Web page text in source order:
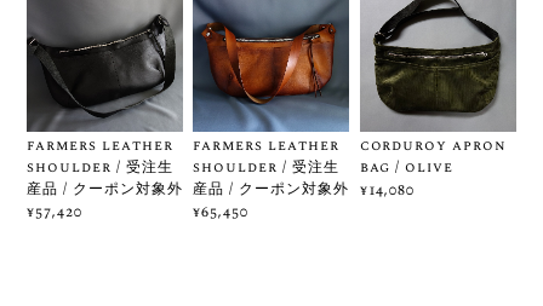
farmers leather
shoulder / 受注生
産品 / クーポン対象外
¥57,420
farmers leather
shoulder / 受注生
産品 / クーポン対象外
¥65,450
corduroy apron
bag / olive
¥14,080